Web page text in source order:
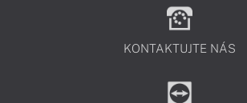
KONTAKTUJTE NÁS